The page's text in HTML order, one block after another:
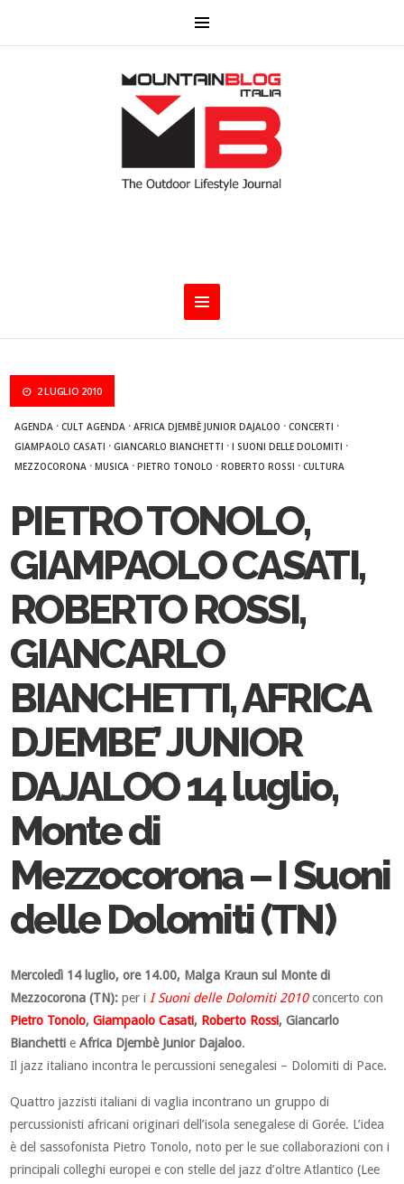
2 LUGLIO 2010
AGENDA ·CULT AGENDA ·AFRICA DJEMBÈ JUNIOR DAJALOO ·CONCERTI ·
GIAMPAOLO CASATI ·GIANCARLO BIANCHETTI ·I SUONI DELLE DOLOMITI ·
MEZZOCORONA ·MUSICA ·PIETRO TONOLO ·ROBERTO ROSSI ·CULTURA
PIETRO TONOLO,
GIAMPAOLO CASATI,
ROBERTO ROSSI,
GIANCARLO
BIANCHETTI, AFRICA
DJEMBE’ JUNIOR
DAJALOO 14 luglio,
Monte di
Mezzocorona – I Suoni
delle Dolomiti (TN)
Mercoledì 14 luglio, ore 14.00, Malga Kraun sul Monte di
Mezzocorona (TN): per i I Suoni delle Dolomiti 2010concerto con
Pietro Tonolo,Giampaolo Casati, Roberto Rossi, Giancarlo
Bianchettie Africa Djembè Junior Dajaloo.
Il jazz italiano incontra le percussioni senegalesi – Dolomiti di Pace.
Quattro jazzisti italiani di vaglia incontrano un gruppo di
percussionisti africani originari dell’isola senegalese di Gorée. L’idea
è del sassofonista Pietro Tonolo, noto per le sue collaborazioni con i
principali colleghi europei e con stelle del jazz d’oltre Atlantico (Lee